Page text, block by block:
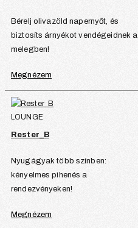
Bérelj olivazöld napernyőt, és
biztosíts árnyékot vendégeidnek a
melegben!
Megnézem
LOUNGE
Rester_B
Nyugágyak több színben:
kényelmes pihenés a
rendezvényeken!
Megnézem